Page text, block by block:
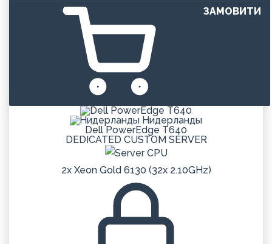
ЗАМОВИТИ
Нидерланды
Dell PowerEdge T640
DEDICATED CUSTOMSERVER
2x Xeon Gold 6130 (32x 2.10GHz)